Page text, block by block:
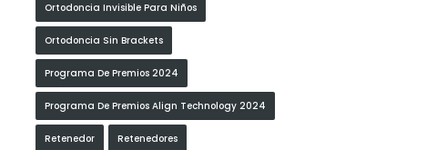
Ortodoncia Invisible Para Niños
Ortodoncia Sin Brackets
Programa De Premios 2024
Programa De Premios Align Technology 2024
Retenedor Retenedores